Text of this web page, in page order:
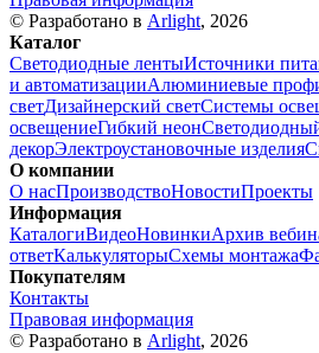
© Разработано в Arlight, 2026
Каталог
Светодиодные лентыИсточники
и автоматизацииАлюминиевые
светДизайнерский светСистемы
освещениеГибкий неон
декорЭлектроустановочные изделия
О компании
О насПроизводствоНовостиПроекты
Информация
КаталогиВидеоНовинкиАрхив
ответКалькуляторыСхемы монтажа
Покупателям
Контакты
Правовая информация
© Разработано в Arlight, 2026